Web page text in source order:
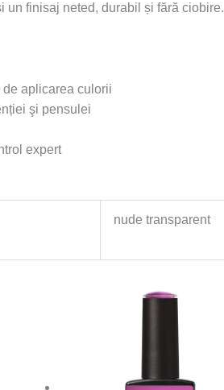
un finisaj neted, durabil și fără ciobire.
aplicarea culorii
şi pensulei
expert
nude transparent